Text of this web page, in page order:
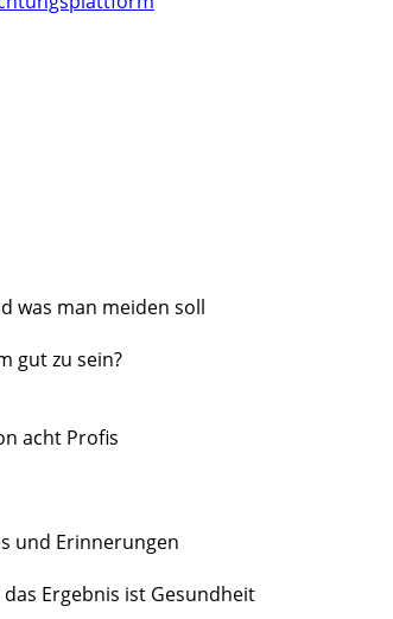
was man meiden soll
gut zu sein?
acht Profis
und Erinnerungen
Ergebnis ist Gesundheit